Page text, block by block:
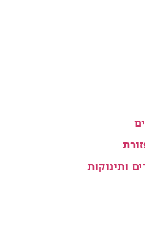
ותינוקות